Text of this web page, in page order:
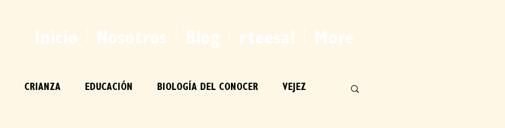
Inicio Nosotros Blog rteesal More
CRIANZA EDUCACIÓN BIOLOGÍA DEL CONOCER VEJEZ